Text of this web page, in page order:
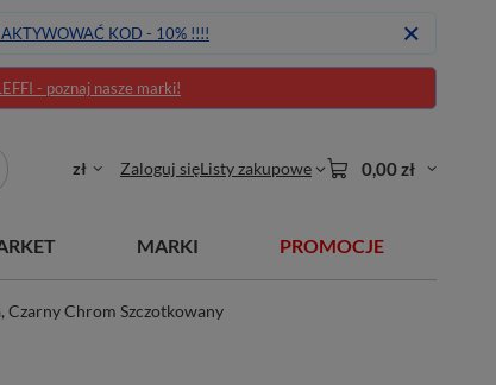
KOD - 10% !!!!
- poznaj nasze marki!
zł Zaloguj sięListy zakupowe 0,00 zł
MARKI PROMOCJE
Chrom Szczotkowany